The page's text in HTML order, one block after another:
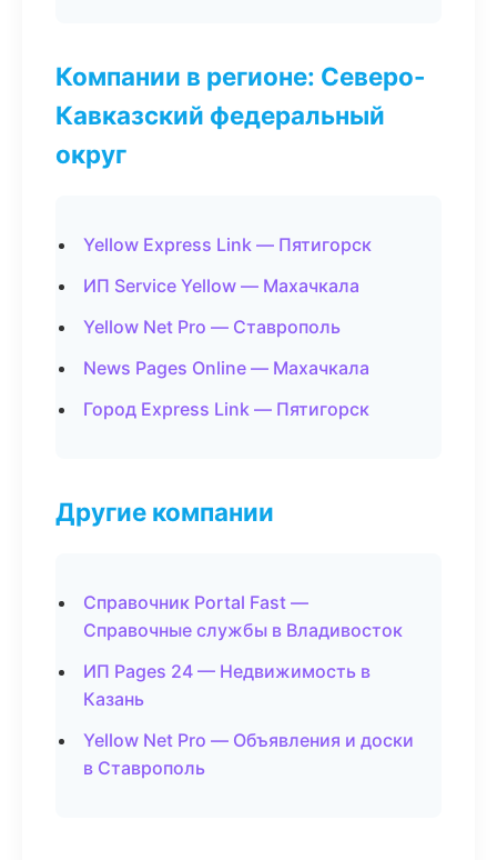
Компании в регионе: Северо-
Кавказский федеральный
округ
Yellow Express Link — Пятигорск
ИП Service Yellow — Махачкала
Yellow Net Pro — Ставрополь
News Pages Online — Махачкала
Город Express Link — Пятигорск
Другие компании
Справочник Portal Fast —
Справочные службы в Владивосток
ИП Pages 24 — Недвижимость в
Казань
Yellow Net Pro — Объявления и доски
в Ставрополь